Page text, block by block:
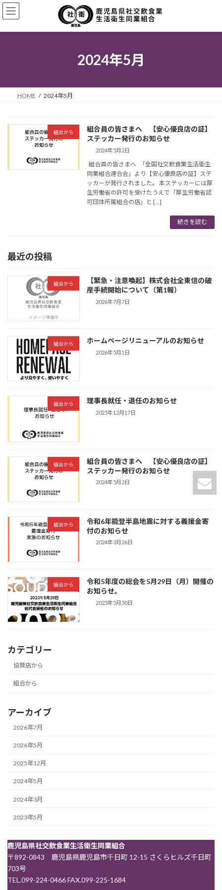
コ
ン
ン
ナ
ビ
ー
2024年5月
HOME 2024年5月
組合から
組合員の皆さまへ 【安心優良店の証】
ステッカー発行のお知らせ
2024年5月2日
組合員の皆さまへ 「全国社交飲食業生活衛生
同業組合連合会」より【安心優良店の証】ステ
ッカーが発行されました。 本ステッカーには厚
生労働省の許可を受けたうえで「厚生労働省認
可団体所属組合の店」と […]
続きを読む
最近の投稿
組合から
【緊急・注意喚起】株式会社全東信の破
産手続開始について（第1報）
2026年7月7日
組合から ホームページリニューアルのお知らせ
2026年5月1日
組合から 理事長就任・退任のお知らせ
2025年12月17日
組合から
組合員の皆さまへ 【安心優良店の証】
ステッカー発行のお知らせ
2024年5月2日
組合から
令和6年能登半島地震に対する義援金寄
付のお知らせ
2024年3月26日
組合から
令和5年度の総会を5月29日（月）開催の
お知らせ。
2023年5月30日
カテゴリー
協賛店から
組合から
アーカイブ
2026年7月
2026年5月
2025年12月
2024年5月
2024年3月
2023年5月
鹿児島県社交飲食業生活衛生同業組合
〒892-0843 鹿児島県鹿児島市千日町 12-15 さくらヒルズ千日町
703号
TEL.099-224-0466 FAX.099-225-1684